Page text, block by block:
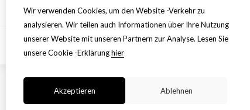
Wir verwenden Cookies, um den Website -Verkehr zu
analysieren. Wir teilen auch Informationen über Ihre Nutzung
unserer Website mit unseren Partnern zur Analyse. Lesen Sie
unsere Cookie -Erklärunghier
Akzeptieren Ablehnen